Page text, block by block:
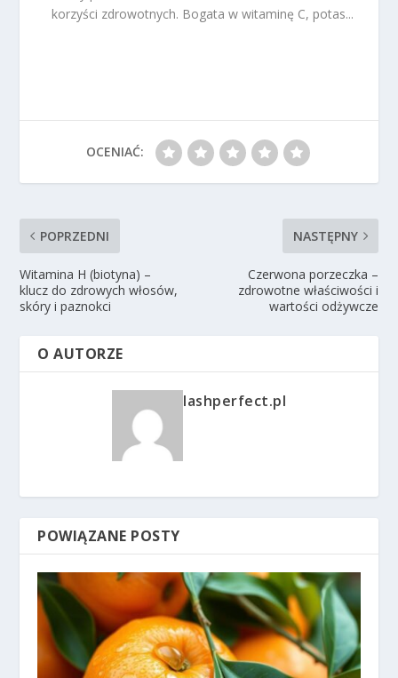
korzyści zdrowotnych. Bogata w witaminę C, potas...
OCENIAĆ:
POPRZEDNI
Witamina H (biotyna) –
klucz do zdrowych włosów,
skóry i paznokci
NASTĘPNY
Czerwona porzeczka –
zdrowotne właściwości i
wartości odżywcze
O AUTORZE
lashperfect.pl
POWIĄZANE POSTY